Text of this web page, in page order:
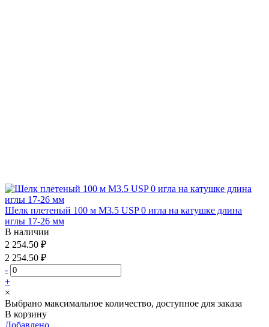
Шелк плетеный 100 м М3.5 USP 0 игла на катушке длина
иглы 17-26 мм
В наличии
2 254.50 ₽
2 254.50 ₽
-
+
×
Выбрано максимальное количество, доступное для заказа
В корзину
Добавлено